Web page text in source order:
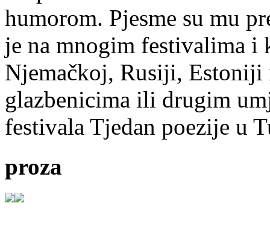
humorom. Pjesme su mu
je na mnogim festivalima i
Njemačkoj, Rusiji, Estoniji
glazbenicima ili drugim
festivala Tjedan poezije u
proza